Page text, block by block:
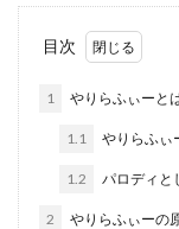
目次
1 やりらふぃーと
1.1 やりらふぃ
1.2 パロディと
2 やりらふぃーの